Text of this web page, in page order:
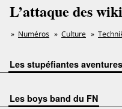
L’attaque des
Numéros Culture
Les stupéfiantes
Les boys band du FN